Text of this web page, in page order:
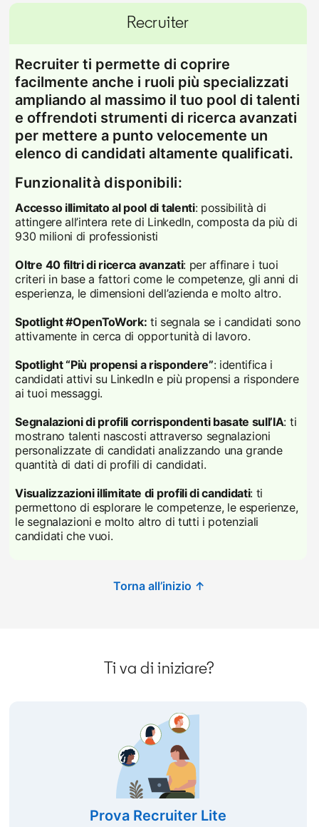
Recruiter
Recruiter ti permette di coprire
facilmente anche i ruoli più specializzati
ampliando al massimo il tuo pool di talenti
e offrendoti strumenti di ricerca avanzati
per mettere a punto velocemente un
elenco di candidati altamente qualificati.
Funzionalità disponibili:
Accesso illimitato al pool di talenti: possibilità di
attingere all’intera rete di LinkedIn, composta da più di
930 milioni di professionisti
Oltre 40 filtri di ricerca avanzati: per affinare i tuoi
criteri in base a fattori come le competenze, gli anni di
esperienza, le dimensioni dell’azienda e molto altro.
Spotlight #OpenToWork: ti segnala se i candidati sono
attivamente in cerca di opportunità di lavoro.
Spotlight “Più propensi a rispondere”: identifica i
candidati attivi su LinkedIn e più propensi a rispondere
ai tuoi messaggi.
Segnalazioni di profili corrispondenti basate sull’IA: ti
mostrano talenti nascosti attraverso segnalazioni
personalizzate di candidati analizzando una grande
quantità di dati di profili di candidati.
Visualizzazioni illimitate di profili di candidati: ti
permettono di esplorare le competenze, le esperienze,
le segnalazioni e molto altro di tutti i potenziali
candidati che vuoi.
Torna all’inizio ↑
Ti va di iniziare?
Prova Recruiter Lite